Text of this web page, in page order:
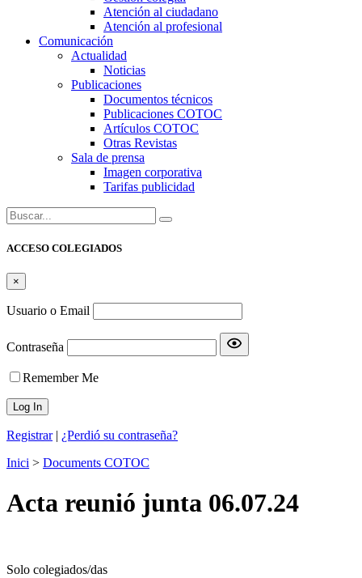
Atención al ciudadano
Atención al profesional
Comunicación
Actualidad
Noticias
Publicaciones
Documentos técnicos
Publicaciones COTOC
Artículos COTOC
Otras Revistas
Sala de prensa
Imagen corporativa
Tarifas publicidad
Buscar:
ACCESO COLEGIADOS
×
Usuario o Email
Contraseña
Remember Me
Registrar| ¿Perdió su contraseña?
Inici > Documents COTOC
Acta reunió junta 06.07.24
Solo colegiados/das